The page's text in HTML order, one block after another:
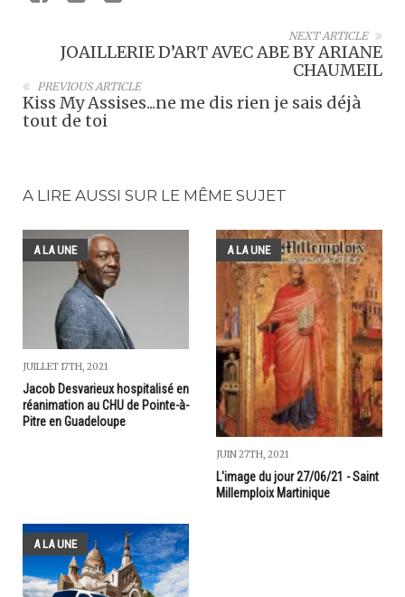
NEXT ARTICLE
JOAILLERIE D’ART AVEC ABE BY ARIANE
CHAUMEIL
PREVIOUS ARTICLE
Kiss My Assises...ne me dis rien je sais déjà
tout de toi
A LIRE AUSSI SUR LE MÊME SUJET
A LA UNE
JUILLET 17TH, 2021
Jacob Desvarieux hospitalisé en
réanimation au CHU de Pointe-à-
Pitre en Guadeloupe
A LA UNE
JUIN 27TH, 2021
L'image du jour 27/06/21 - Saint
Millemploix Martinique
A LA UNE